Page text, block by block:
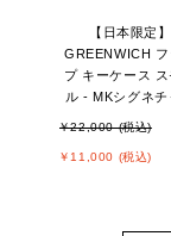
【日本限定】
GREENWICH フ
プ キーケース ス
ル - MKシグネチ
￥22,000 (税込)
￥11,000 (税込)